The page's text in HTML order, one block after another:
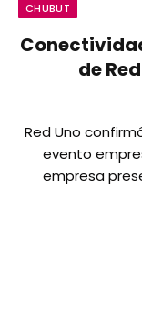
CHUBUT
de
Red Uno
evento
empresa